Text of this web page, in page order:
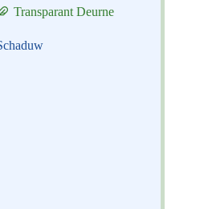
Transparant Deurne